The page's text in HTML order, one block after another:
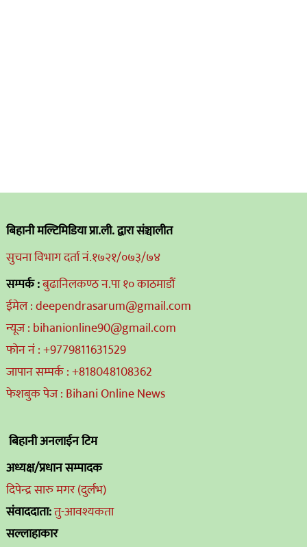
बिहानी मल्टिमिडिया प्रा.ली. द्वारा संञ्चालीत
सुचना विभाग दर्ता नं.१७२१/०७३/७४
सम्पर्क :बुढानिलकण्ठ न.पा १० काठमाडौं
ईमेल : deependrasarum@gmail.com
न्यूज : bihanionline90@gmail.com
फोन नं : +9779811631529
जापान सम्पर्क : +818048108362
फेशबुक पेज : Bihani Online News
बिहानी अनलाईन टिम
अध्यक्ष/प्रधान सम्पादक
दिपेन्द्र सारु मगर (दुर्लभ)
संवाददाता:तु-आवश्यकता
सल्लाहाकार